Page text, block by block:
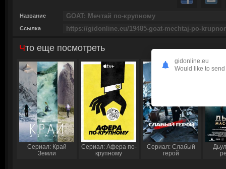
Название
Ссылка
Что еще посмотреть
Сериал: Край
Земли
Сериал: Афера по-
крупному
Сериал: Слабый
герой
gidonline.eu
Would like to